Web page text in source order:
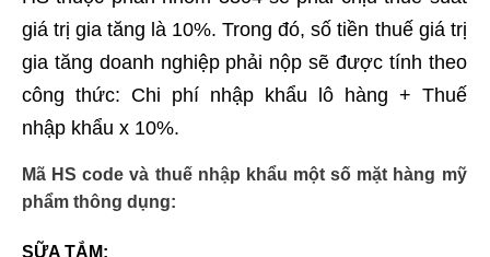
giá trị gia tăng là 10%. Trong đó, số tiền thuế giá trị
gia tăng doanh nghiệp phải nộp sẽ được tính theo
công thức: Chi phí nhập khẩu lô hàng + Thuế
nhập khẩu x 10%.
Mã HS code và thuế nhập khẩu một số mặt hàng mỹ
phẩm thông dụng:
SỮA TẮM: